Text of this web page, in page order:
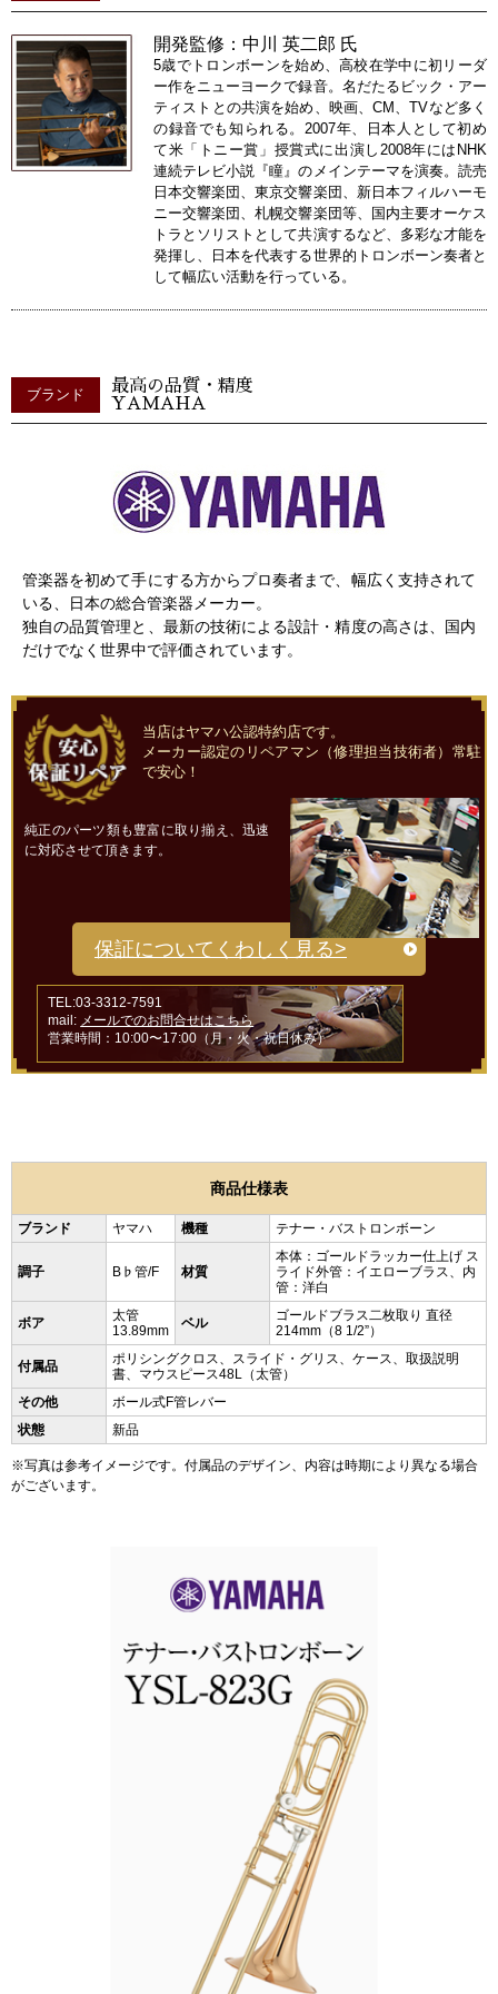
開発監修：中川 英二郎 氏
5歳でトロンボーンを始め、高校在学中に初リーダ
ー作をニューヨークで録音。名だたるビック・アー
ティストとの共演を始め、映画、CM、TVなど多く
の録音でも知られる。2007年、日本人として初め
て米「トニー賞」授賞式に出演し2008年にはNHK
連続テレビ小説『瞳』のメインテーマを演奏。読売
日本交響楽団、東京交響楽団、新日本フィルハーモ
ニー交響楽団、札幌交響楽団等、国内主要オーケス
トラとソリストとして共演するなど、多彩な才能を
発揮し、日本を代表する世界的トロンボーン奏者と
して幅広い活動を行っている。
ブランド
最高の品質・精度
YAMAHA
管楽器を初めて手にする方からプロ奏者まで、幅広く支持されて
いる、日本の総合管楽器メーカー。
独自の品質管理と、最新の技術による設計・精度の高さは、国内
だけでなく世界中で評価されています。
当店はヤマハ公認特約店です。
メーカー認定のリペアマン（修理担当技術者）常駐
で安心！
純正のパーツ類も豊富に取り揃え、迅速
に対応させて頂きます。
保証についてくわしく見る>
TEL:03-3312-7591
mail: メールでのお問合せはこちら
営業時間：10:00〜17:00（月・火・祝日休み）
商品仕様表
ブランド ヤマハ 機種 テナー・バストロンボーン
調子 B♭管/F 材質
本体：ゴールドラッカー仕上げ ス
ライド外管：イエローブラス、内
管：洋白
ボア
太管
13.89mm
ベル
ゴールドブラス二枚取り 直径
214mm（8 1/2”）
付属品
ポリシングクロス、スライド・グリス、ケース、取扱説明
書、マウスピース48L（太管）
その他
ボール式F管レバー
状態
新品
※写真は参考イメージです。付属品のデザイン、内容は時期により異なる場合
がございます。